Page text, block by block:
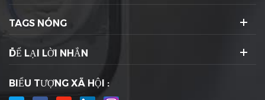
TAGS NÓNG
ĐỂ LẠI LỜI NHẮN
BIỂU TƯỢNG XÃ HỘI :